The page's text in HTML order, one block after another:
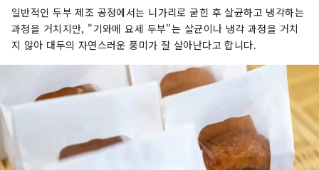
일반적인 두부 제조 공정에서는 니가리로 굳힌 후 살균하고 냉각하는
과정을 거치지만, "기와메 요세 두부"는 살균이나 냉각 과정을 거치
지 않아 대두의 자연스러운 풍미가 잘 살아난다고 합니다.